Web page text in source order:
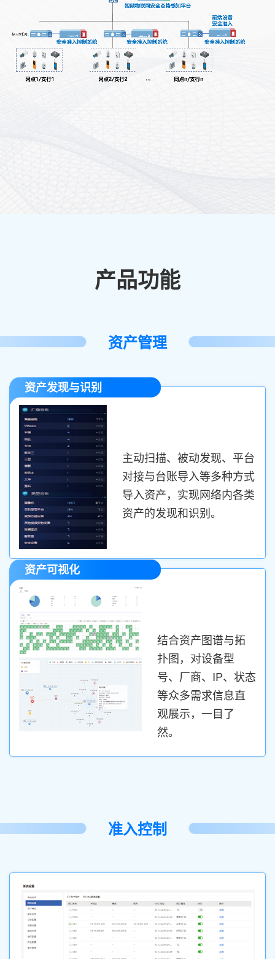
产品功能
资产管理
资产发现与识别
主动扫描、被动发现、平台
对接与台账导入等多种方式
导入资产，实现网络内各类
资产的发现和识别。
资产可视化
结合资产图谱与拓
扑图，对设备型
号、厂商、IP、状态
等众多需求信息直
观展示，一目了
然。
准入控制